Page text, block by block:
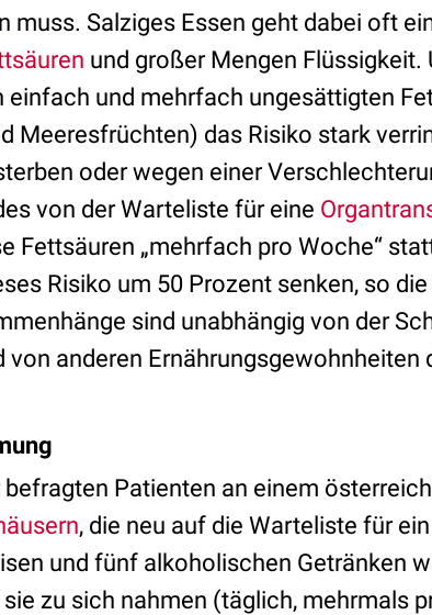
muss. Salziges Essen geht dabei oft
und großer Mengen Flüssigkeit.
einfach und mehrfach ungesättigten
Meeresfrüchten) das Risiko stark
oder wegen einer
von der Warteliste für eine
Fettsäuren „mehrfach pro Woche“
Risiko um 50 Prozent senken, so die
sind unabhängig von der
von anderen Ernährungsgewohnheiten
Patienten an einem
, die neu auf die Warteliste für
und fünf alkoholischen Getränken
zu sich nahmen (täglich, mehrmals